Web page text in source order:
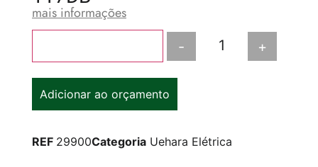
mais informações
- +
Adicionar ao orçamento
REF 29900Categoria Uehara Elétrica